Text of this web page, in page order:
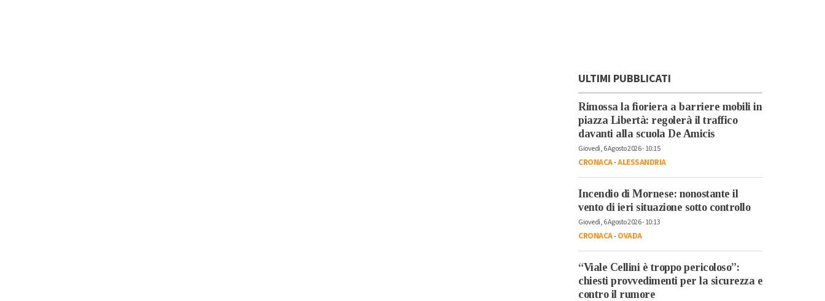
ULTIMI PUBBLICATI
Rimossa la fioriera a barriere mobili in
piazza Libertà: regolerà il traffico
davanti alla scuola De Amicis
Giovedì, 6 Agosto 2026 - 10:15
CRONACA-ALESSANDRIA
Incendio di Mornese: nonostante il
vento di ieri situazione sotto controllo
Giovedì, 6 Agosto 2026 - 10:13
CRONACA-OVADA
“Viale Cellini è troppo pericoloso”:
chiesti provvedimenti per la sicurezza e
contro il rumore